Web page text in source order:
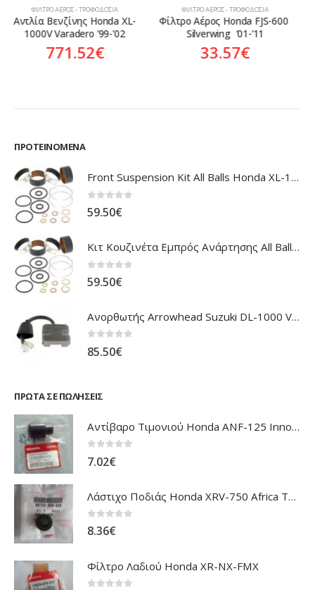
ΦΊΛΤΡΟ ΑΈΡΟΣ - ΤΡΟΦΟΔΟΣΊΑ
Φίλτρο Αέρος Honda FJS-600
Silverwing  ’01-’11
33.57€
ΦΊΛΤΡΟ ΑΈΡΟΣ - ΤΡΟΦΟΔΟΣΊΑ
Φίλτρο Αέρος Honda CBR-
1100XX Blackbird ’97-’98
50.46€
ΠΡΟΤΕΙΝΌΜΕΝΑ
Front Suspension Kit All Balls Honda XL-1000V Varadero
59.50€
Κιτ Κουζινέτα Εμπρός Ανάρτησης All Balls Honda CBR-1100XX Blackbird
59.50€
Ανορθωτής Arrowhead Suzuki DL-1000 V'Strom
85.50€
ΠΡΏΤΑ ΣΕ ΠΩΛΉΣΕΙΣ
Αντίβαρο Τιμονιού Honda ANF-125 Innova
7.02€
Λάστιχο Ποδιάς Honda XRV-750 Africa Twin
0out of 5
8.36€
Φίλτρο Λαδιού Honda XR-NX-FMX